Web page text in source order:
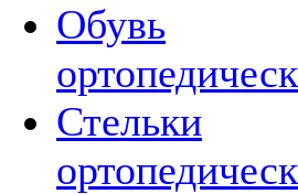
Обувь
Стельки